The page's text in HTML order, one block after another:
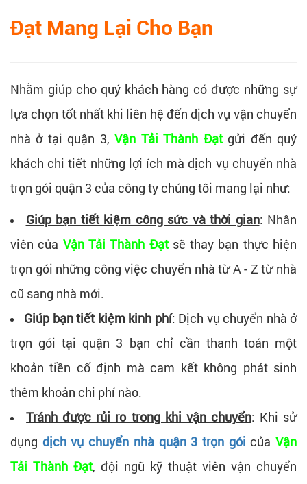
Đạt Mang Lại Cho Bạn
Nhằm giúp cho quý khách hàng có được những sự
lựa chọn tốt nhất khi liên hệ đến dịch vụ vận chuyển
nhà ở tại quận 3,Vận Tải Thành Đạtgửi đến quý
khách chi tiết những lợi ích mà dịch vụ chuyển nhà
trọn gói quận 3 của công ty chúng tôi mang lại như:
Giúp bạn tiết kiệm công sức và thời gian: Nhân
viên của Vận Tải Thành Đạtsẽ thay bạn thực hiện
trọn gói những công việc chuyển nhà từ A - Z từ nhà
cũ sang nhà mới.
Giúp bạn tiết kiệm kinh phí: Dịch vụ chuyển nhà ở
trọn gói tại quận 3 bạn chỉ cần thanh toán một
khoản tiền cố định mà cam kết không phát sinh
thêm khoản chi phí nào.
Tránh được rủi ro trong khi vận chuyển: Khi sử
dụng dịch vụ chuyển nhà quận 3 trọn gói củaVận
Tải Thành Đạt, đội ngũ kỹ thuật viên vận chuyển